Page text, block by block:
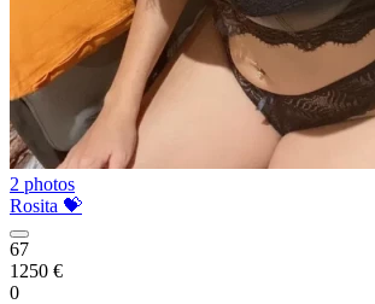
2 photos
Rosita 💝
67
1250 €
0